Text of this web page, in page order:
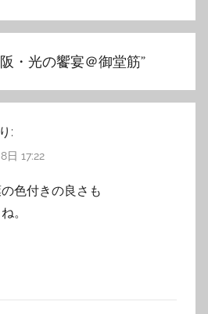
・光の饗宴＠御堂筋”
:
日 17:22
色付きの良さも
。